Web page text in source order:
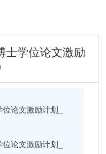
士学位论文激励
论文激励计划_
论文激励计划_